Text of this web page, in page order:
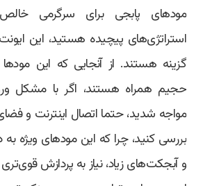
مودهای پابجی برای سرگرمی
استراتژی‌های پیچیده هستید، این
گزینه هستند. از آنجایی که این
حجیم همراه هستند، اگر با مشکل
مواجه شدید، حتما اتصال اینترنت و
بررسی کنید، چرا که این مودهای ویژه
و آبجکت‌های زیاد، نیاز به پردازش